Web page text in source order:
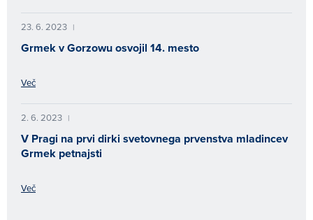
23. 6. 2023 |
Grmek v Gorzowu osvojil 14. mesto
Več
2. 6. 2023 |
V Pragi na prvi dirki svetovnega prvenstva mladincev
Grmek petnajsti
Več